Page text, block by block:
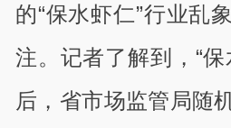
的“保水虾仁”行业乱
注。 记者了解到，“
后，省市场监管局随